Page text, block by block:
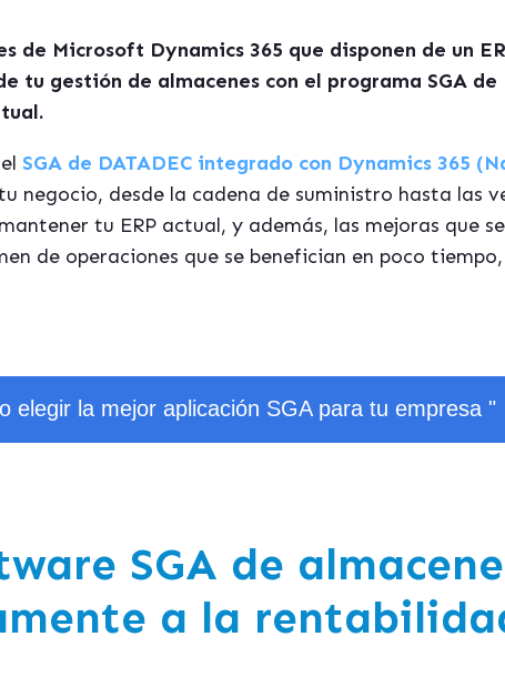
de Microsoft Dynamics 365 que disponen de un
tu gestión de almacenes con el programa SGA de
SGA de DATADEC integrado con Dynamics 365
negocio, desde la cadena de suministro hasta las
tu ERP actual, y además, las mejoras que
de operaciones que se benefician en poco
elegir la mejor aplicación SGA para tu
SGA de
a la